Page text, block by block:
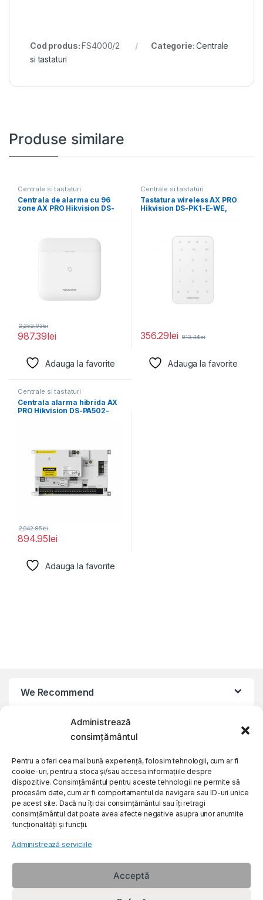
Administrează
consimțământul
Pentru a oferi cea mai bună experiență, folosim tehnologii, cum ar fi
cookie-uri, pentru a stoca și/sau accesa informațiile despre
dispozitive. Consimțământul pentru aceste tehnologii ne permite să
procesăm date, cum ar fi comportamentul de navigare sau ID-uri unice
pe acest site. Dacă nu îți dai consimțământul sau îți retragi
consimțământul dat poate avea afecte negative asupra unor anumite
funcționalități și funcții.
Administrează serviciile
Acceptă
Cod produs:FS4000/2 Categorie:Centrale
si tastaturi
Produse similare
Centrale si tastaturi
Centrala de alarma cu 96
zone AX PRO Hikvision DS-
987.39lei
2,252.93lei
Adauga la favorite
Centrale si tastaturi
Tastatura wireless AX PRO
Hikvision DS-PK1-E-WE,
356.29lei 813.44lei
Adauga la favorite
Centrale si tastaturi
Centrala alarma hibrida AX
PRO Hikvision DS-PA502-
894.95lei
2,042.85lei
Adauga la favorite
We Recommend
My Account
Customer Care
About Us